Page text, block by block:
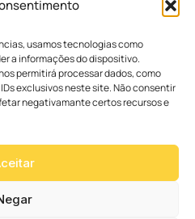
usamos tecnologias como
a informações do dispositivo.
permitirá processar dados, como
exclusivos neste site. Não consentir
negativamante certos recursos e
Cúria Diocesana
Fundo Diocesano
Vicariatos da Educação
Eventos